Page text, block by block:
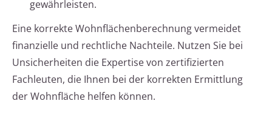
gewährleisten.
Eine korrekte Wohnflächenberechnung vermeidet
finanzielle und rechtliche Nachteile. Nutzen Sie bei
Unsicherheiten die Expertise von zertifizierten
Fachleuten, die Ihnen bei der korrekten Ermittlung
der Wohnfläche helfen können.